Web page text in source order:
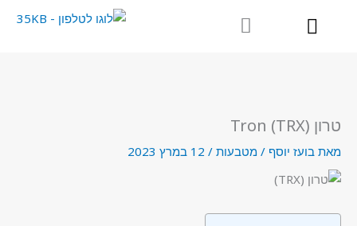
טרון (TRX) Tron
מאת בועז יוסף / מטבעות / 12 במרץ 2023